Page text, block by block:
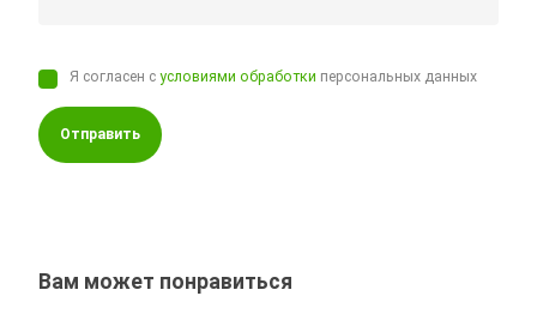
Я согласен сусловиями обработки персональных данных
Отправить
Вам может понравиться